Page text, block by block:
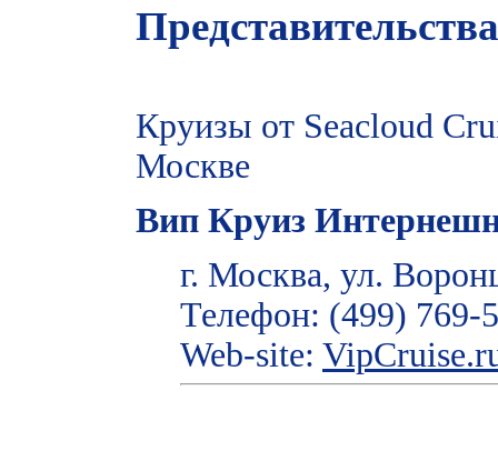
Круизы от Seacloud
Москве
Вип Круиз
г. Москва, ул.
Телефон: (499) 769-
Web-site: